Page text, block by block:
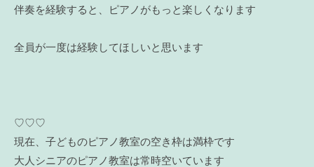
伴奏を経験すると、ピアノがもっと楽しくなります
全員が一度は経験してほしいと思います
♡♡♡
現在、子どものピアノ教室の空き枠は満枠です
大人シニアのピアノ教室は常時空いています